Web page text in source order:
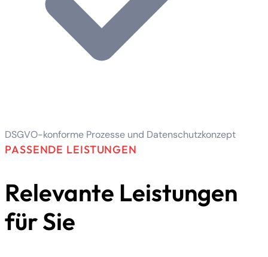
DSGVO-konforme Prozesse und Datenschutzkonzept
PASSENDE LEISTUNGEN
Relevante Leistungen
für Sie